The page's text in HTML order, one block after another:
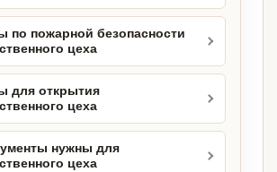
по пожарной безопасности
цеха
для открытия
цеха
нужны для
цеха